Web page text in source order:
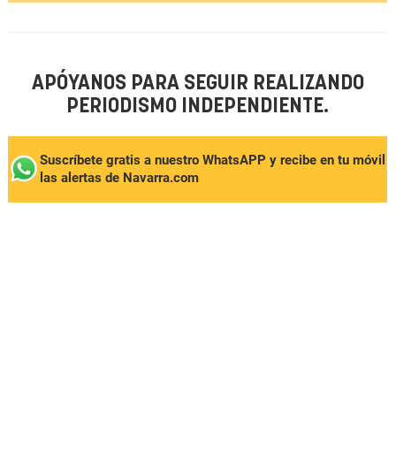
APÓYANOS PARA SEGUIR REALIZANDO
PERIODISMO INDEPENDIENTE.
Suscríbete gratis a nuestro WhatsAPP y recibe en tu móvil
las alertas de Navarra.com